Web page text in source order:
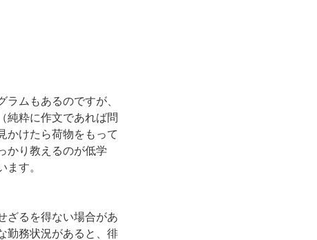
ムもあるのですが、
純粋に作文であれば問
かけたら荷物をもって
かり教えるのが低学
す。
ざるを得ない場合があ
勤務状況があると、徘